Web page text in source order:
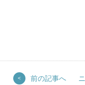
< 前の記事へ